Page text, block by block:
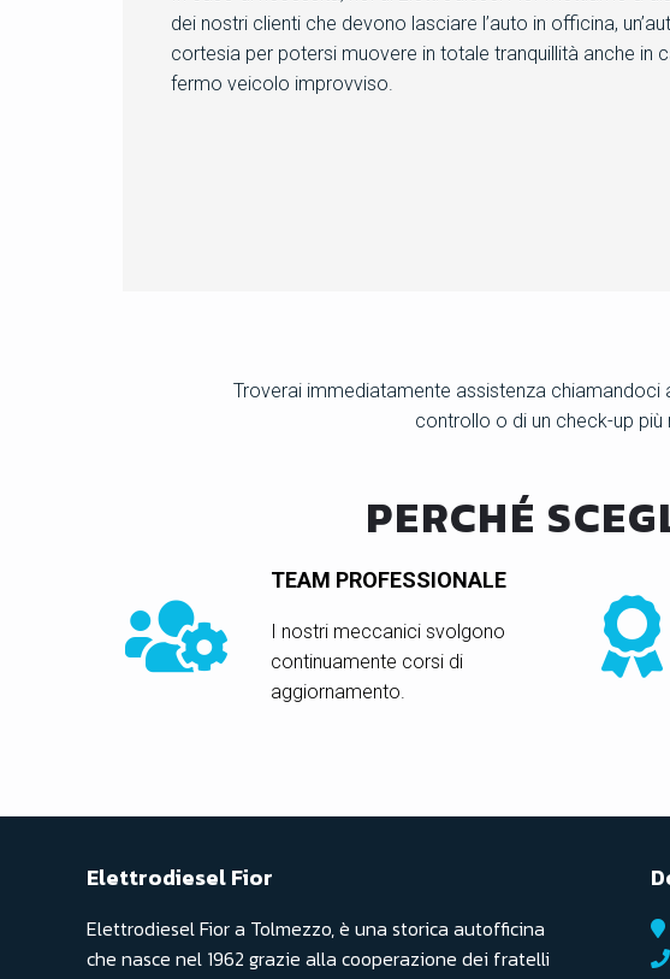
dei nostri clienti che devono lasciare l’auto in officina,
cortesia per potersi muovere in totale tranquillità anche in
fermo veicolo improvviso.
Troverai immediatamente assistenza
controllo o di un check-up
PERCHÉ
TEAM PROFESSIONALE
I nostri meccanici svolgono
continuamente corsi di
aggiornamento.
Elettrodiesel Fior
Elettrodiesel Fior a Tolmezzo, è una storica autofficina
che nasce nel 1962 grazie alla cooperazione dei fratelli